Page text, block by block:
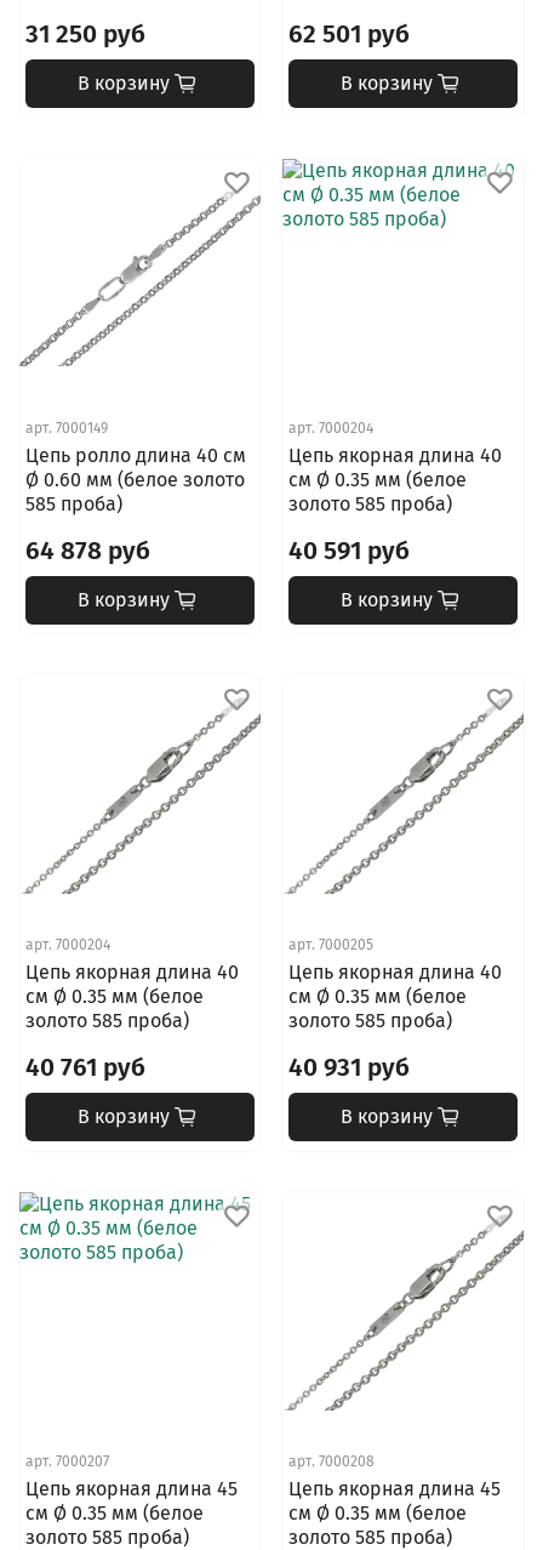
31 250 руб
В корзину
62 501 руб
В корзину
арт. 7000149
Цепь ролло длина 40 см
Ø 0.60 мм (белое золото
585 проба)
64 878 руб
В корзину
арт. 7000204
Цепь якорная длина 40
см Ø 0.35 мм (белое
золото 585 проба)
40 591 руб
В корзину
арт. 7000204
Цепь якорная длина 40
см Ø 0.35 мм (белое
золото 585 проба)
40 761 руб
В корзину
арт. 7000205
Цепь якорная длина 40
см Ø 0.35 мм (белое
золото 585 проба)
40 931 руб
В корзину
арт. 7000207
Цепь якорная длина 45
см Ø 0.35 мм (белое
золото 585 проба)
арт. 7000208
Цепь якорная длина 45
см Ø 0.35 мм (белое
золото 585 проба)